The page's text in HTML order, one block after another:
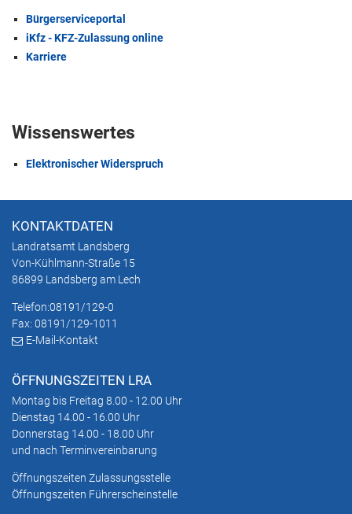
Bürgerserviceportal
iKfz - KFZ-Zulassung online
Karriere
Wissenswertes
Elektronischer Widerspruch
KONTAKTDATEN
Landratsamt Landsberg
Von-Kühlmann-Straße 15
86899 Landsberg am Lech
Telefon:08191/129-0
Fax: 08191/129-1011
E-Mail-Kontakt
ÖFFNUNGSZEITEN LRA
Montag bis Freitag 8.00 - 12.00 Uhr
Dienstag 14.00 - 16.00 Uhr
Donnerstag 14.00 - 18.00 Uhr
und nach Terminvereinbarung
Öffnungszeiten Zulassungsstelle
Öffnungszeiten Führerscheinstelle